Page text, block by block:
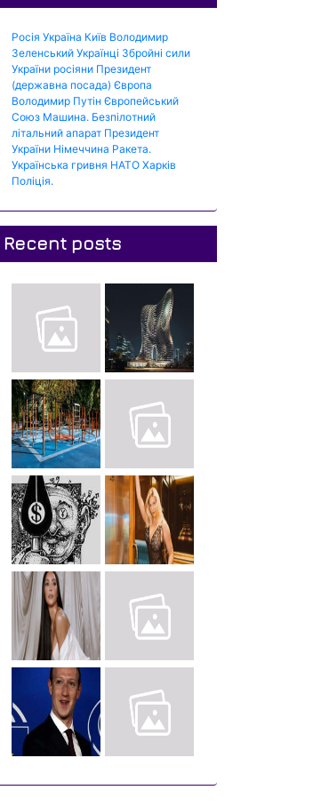
Росія Україна Київ Володимир
Зеленський Українці Збройні сили
України росіяни Президент
(державна посада) Європа
Володимир Путін Європейський
Союз Машина. Безпілотний
літальний апарат Президент
України Німеччина Ракета.
Українська гривня НАТО Харків
Поліція.
Recent posts